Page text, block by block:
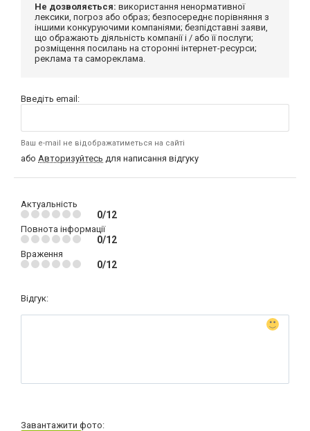
Не дозволяється: використання ненормативної
лексики, погроз або образ; безпосереднє порівняння з
іншими конкуруючими компаніями; безпідставні заяви,
що ображають діяльність компанії і / або її послуги;
розміщення посилань на сторонні інтернет-ресурси;
реклама та самореклама.
Введіть email:
Ваш e-mail не відображатиметься на сайті
або Авторизуйтесь для написання відгуку
Актуальність
0/12
Повнота інформації
0/12
Враження
0/12
Відгук:
Завантажити фото: